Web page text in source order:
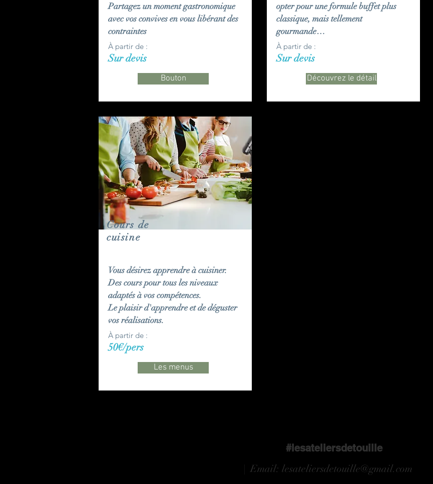
Partagez un moment gastronomique
avec vos convives en vous libérant des
contraintes
À partir de :
Sur devis
Bouton
opter pour une formule buffet plus
classique, mais tellement
gourmande…
À partir de :
Sur devis
Découvrez le détail
Cours de
cuisine
Vous désirez apprendre à cuisiner.
Des cours pour tous les niveaux
adaptés à vos compétences.
Le plaisir d'apprendre et de déguster
vos réalisations.
À partir de :
50€/pers
Les menus
#lesateliersdetouille
| Email: lesateliersdetouille@gmail.com